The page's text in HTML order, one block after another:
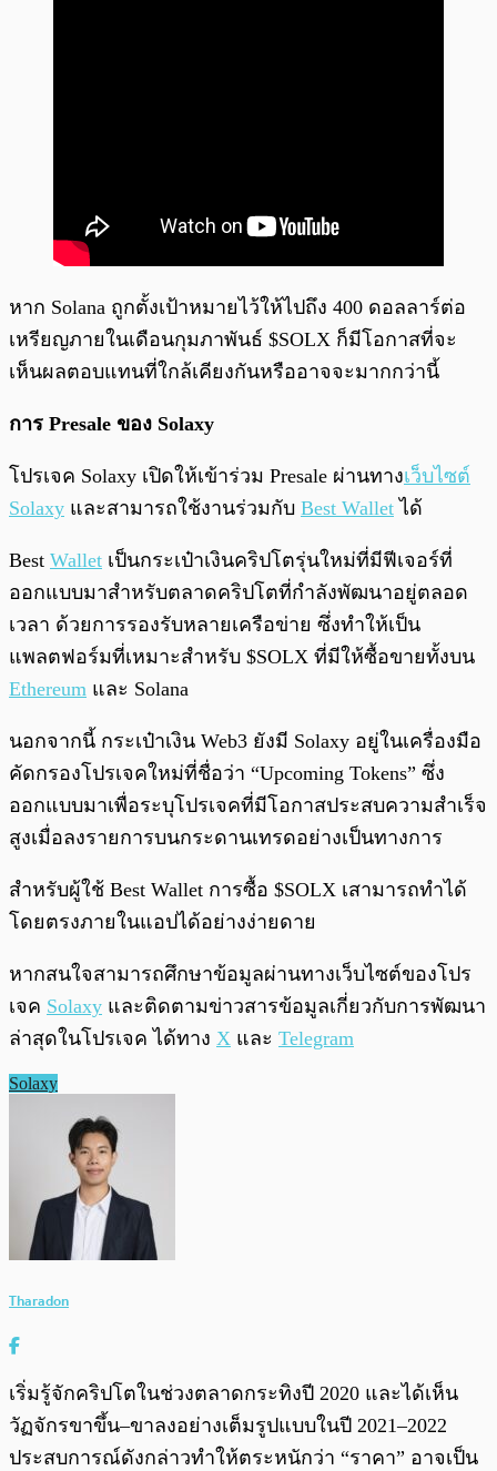
หาก Solana ถูกตั้งเป้าหมายไว้ให้ไปถึง 400 ดอลลาร์ต่อ
เหรียญภายในเดือนกุมภาพันธ์ $SOLX ก็มีโอกาสที่จะ
เห็นผลตอบแทนที่ใกล้เคียงกันหรืออาจจะมากกว่านี้
การ Presale ของ Solaxy
โปรเจค Solaxy เปิดให้เข้าร่วม Presale ผ่านทางเว็บไซต์
Solaxy และสามารถใช้งานร่วมกับ Best Wallet ได้
Best Wallet เป็นกระเป๋าเงินคริปโตรุ่นใหม่ที่มีฟีเจอร์ที่
ออกแบบมาสำหรับตลาดคริปโตที่กำลังพัฒนาอยู่ตลอด
เวลา ด้วยการรองรับหลายเครือข่าย ซึ่งทำให้เป็น
แพลตฟอร์มที่เหมาะสำหรับ $SOLX ที่มีให้ซื้อขายทั้งบน
Ethereum และ Solana
นอกจากนี้ กระเป๋าเงิน Web3 ยังมี Solaxy อยู่ในเครื่องมือ
คัดกรองโปรเจคใหม่ที่ชื่อว่า “Upcoming Tokens” ซึ่ง
ออกแบบมาเพื่อระบุโปรเจคที่มีโอกาสประสบความสำเร็จ
สูงเมื่อลงรายการบนกระดานเทรดอย่างเป็นทางการ
สำหรับผู้ใช้ Best Wallet การซื้อ $SOLX เสามารถทำได้
โดยตรงภายในแอปได้อย่างง่ายดาย
หากสนใจสามารถศึกษาข้อมูลผ่านทางเว็บไซต์ของโปร
เจค Solaxy และติดตามข่าวสารข้อมูลเกี่ยวกับการพัฒนา
ล่าสุดในโปรเจค ได้ทาง X และ Telegram
Solaxy
Tharadon
เริ่มรู้จักคริปโตในช่วงตลาดกระทิงปี 2020 และได้เห็น
วัฏจักรขาขึ้น–ขาลงอย่างเต็มรูปแบบในปี 2021–2022
ประสบการณ์ดังกล่าวทำให้ตระหนักว่า “ราคา” อาจเป็น